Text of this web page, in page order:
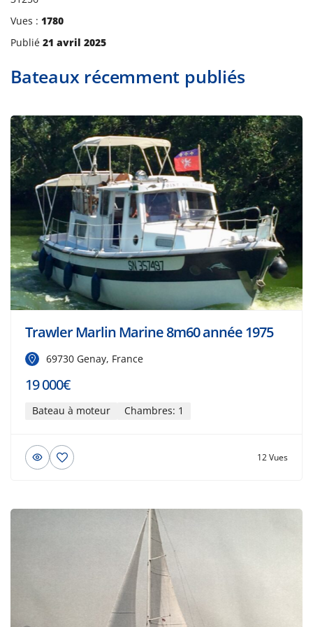
Vues : 1780
Publié 21 avril 2025
Bateaux récemment publiés
Trawler Marlin Marine 8m60 année 1975
69730 Genay, France
19 000€
Bateau à moteur Chambres: 1
12 Vues